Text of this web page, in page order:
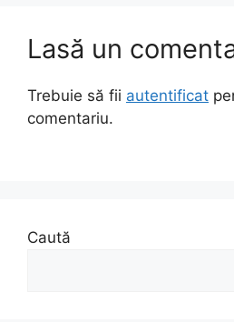
Lasă un
Trebuie să fii autentificat
comentariu.
Caută